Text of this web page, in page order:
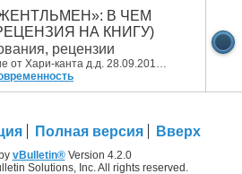
В ЧЕМ
НА КНИГУ)
Последнее сообщение от Хари-канта д.д. 28.09.201821:09
Полная версия Вверх
vBulletin®Version 4.2.0
Solutions, Inc. All rights reserved.